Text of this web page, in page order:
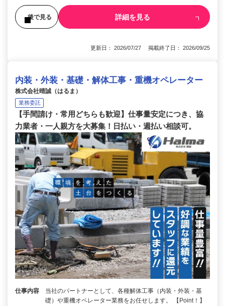
後で見る 詳細を見る
更新日： 2026/07/27 掲載終了日： 2026/09/25
内装・外装・基礎・解体工事・重機オペレーター
株式会社晴誠（はるま）
業務委託
【手間請け・常用どちらも歓迎】仕事量安定につき、協
力業者・一人親方を大募集！日払い・週払い相談可。
仕事内容
当社のパートナーとして、各種解体工事（内装・外装・基
礎）や重機オペレーター業務をお任せします。 【Point！】